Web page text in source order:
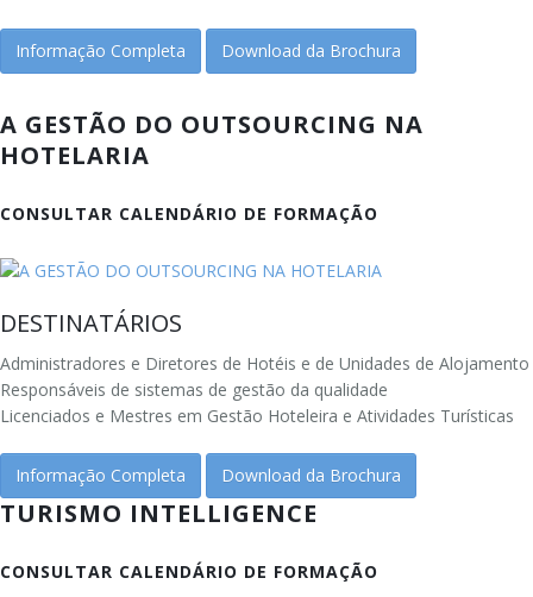
Informação Completa Download da Brochura
A GESTÃO DO OUTSOURCING NA
HOTELARIA
CONSULTAR CALENDÁRIO DE FORMAÇÃO
DESTINATÁRIOS
Administradores e Diretores de Hotéis e de Unidades de Alojamento
Responsáveis de sistemas de gestão da qualidade
Licenciados e Mestres em Gestão Hoteleira e Atividades Turísticas
Informação Completa Download da Brochura
TURISMO INTELLIGENCE
CONSULTAR CALENDÁRIO DE FORMAÇÃO